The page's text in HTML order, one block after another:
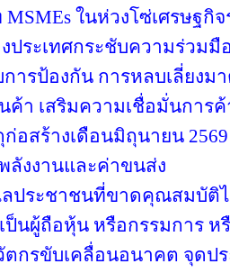
ในห่วงโซ่เศรษฐกิ
ประเทศกระชับความร่วมมื
ารป้องกัน การหลบเลี่ยงม
ค้า เสริมความเชื่อมั่นการค้
อสร้างเดือนมิถุนายน
งงานและค่าขนส่ง
ประชาชนที่ขาดคุณสมบัติ
ป็นผู้ถือหุ้น หรือกรรมการ
ตกรขับเคลื่อนอนาคต จุดป